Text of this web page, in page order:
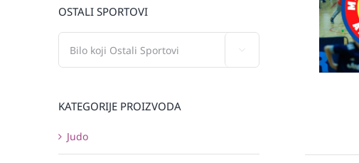
OSTALI SPORTOVI
KATEGORIJE PROIZVODA
Judo